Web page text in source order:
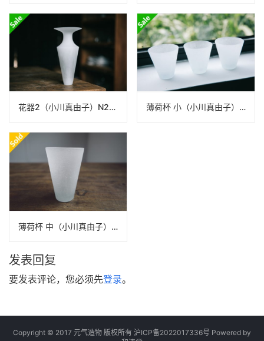
花器2（小川真由子）N22A334 薄荷杯 小（小川真由子）N22A325
薄荷杯 中（小川真由子）N22A327
发表回复
要发表评论，您必须先登录。
Copyright © 2017 元气造物 版权所有 沪ICP备2022017336号 Powered by